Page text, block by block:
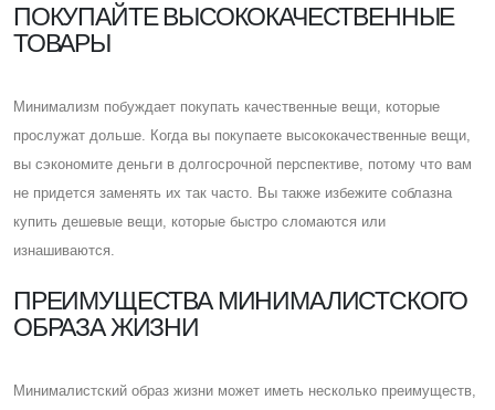
ПОКУПАЙТЕ ВЫСОКОКАЧЕСТВЕННЫЕ
ТОВАРЫ
Минимализм побуждает покупать качественные вещи, которые
прослужат дольше. Когда вы покупаете высококачественные вещи,
вы сэкономите деньги в долгосрочной перспективе, потому что вам
не придется заменять их так часто. Вы также избежите соблазна
купить дешевые вещи, которые быстро сломаются или
изнашиваются.
ПРЕИМУЩЕСТВА МИНИМАЛИСТСКОГО
ОБРАЗА ЖИЗНИ
Минималистский образ жизни может иметь несколько преимуществ,